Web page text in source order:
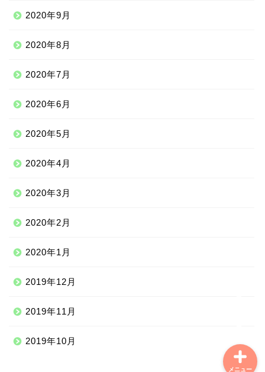
2020年9月
2020年8月
2020年7月
2020年6月
2020年5月
2020年4月
2020年3月
2020年2月
2020年1月
2019年12月
2019年11月
2019年10月
メニュー